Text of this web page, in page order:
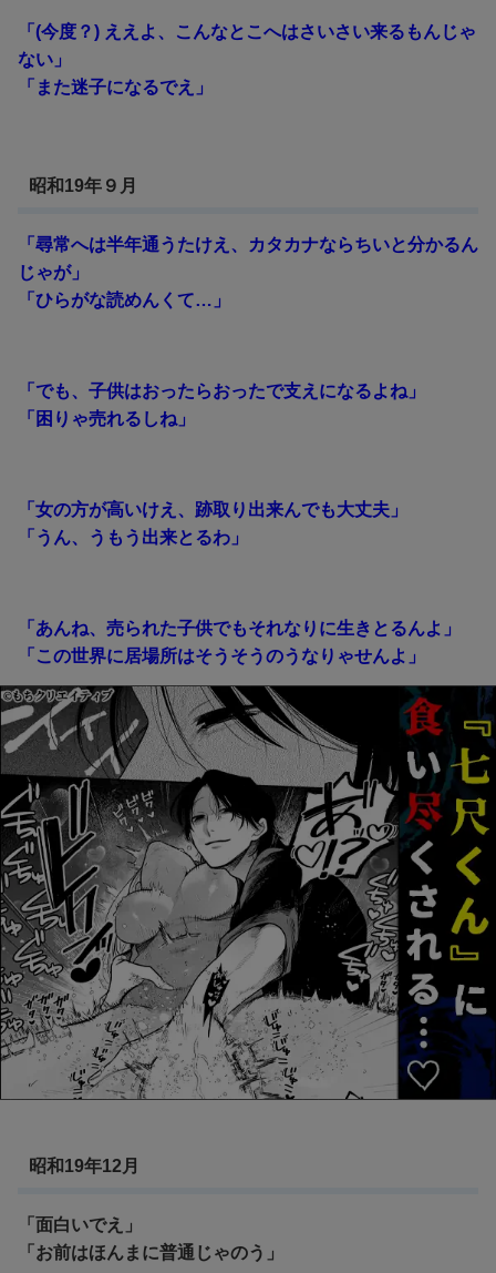
「(今度？) ええよ、こんなとこへはさいさい来るもんじゃ
ない」
「また迷子になるでえ」
昭和19年９月
「尋常へは半年通うたけえ、カタカナならちいと分かるん
じゃが」
「ひらがな読めんくて…」
「でも、子供はおったらおったで支えになるよね」
「困りゃ売れるしね」
「女の方が高いけえ、跡取り出来んでも大丈夫」
「うん、うもう出来とるわ」
「あんね、売られた子供でもそれなりに生きとるんよ」
「この世界に居場所はそうそうのうなりゃせんよ」
昭和19年12月
「面白いでえ」
「お前はほんまに普通じゃのう」